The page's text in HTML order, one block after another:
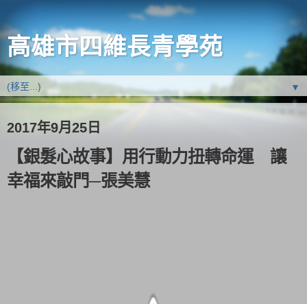
高雄市四維長青學苑
▼
2017年9月25日
【銀髮心故事】用行動力扭轉命運 讓
幸福來敲門─張美慧